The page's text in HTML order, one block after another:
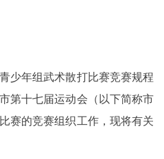
年组武术散打比赛竞赛规程
第十七届运动会（以下简称市
赛的竞赛组织工作，现将有关